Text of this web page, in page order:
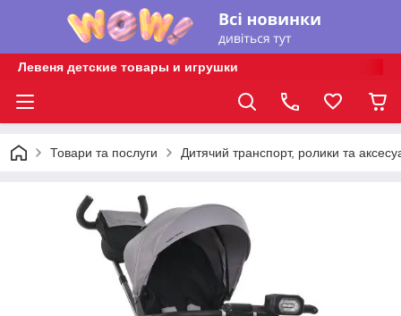
Левеня детские товары и игрушки
Товари та послуги Дитячий транспорт, ролики та